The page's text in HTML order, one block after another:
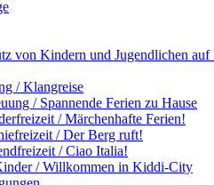
von Kindern und Jugendlichen auf
/ Klangreise
/ Spannende Ferien zu Hause
/ Märchenhafte Ferien!
/ Der Berg ruft!
/ Ciao Italia!
/ Willkommen in Kiddi-City